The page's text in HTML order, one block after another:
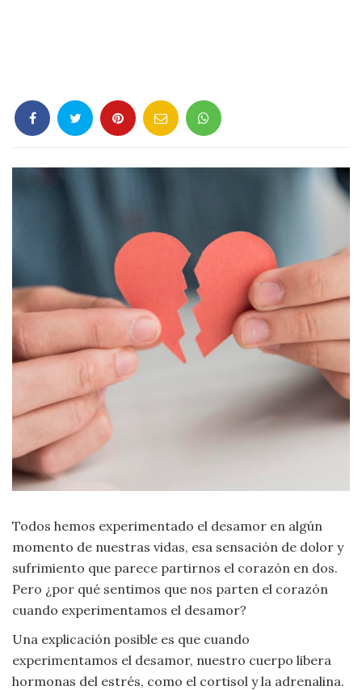
Gastronomía
Moda
Tendencias
Naturaleza
Psicología
Religión
Salud
Tecnología
Universo
Viajar
Todos hemos experimentado el desamor en algún
momento de nuestras vidas, esa sensación de dolor y
sufrimiento que parece partirnos el corazón en dos.
Pero ¿por qué sentimos que nos parten el corazón
cuando experimentamos el desamor?
Una explicación posible es que cuando
experimentamos el desamor, nuestro cuerpo libera
hormonas del estrés, como el cortisol y la adrenalina.